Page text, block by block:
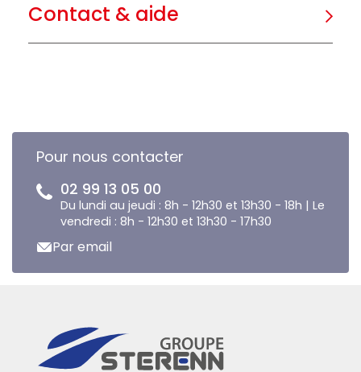
Contact & aide
Pour nous contacter
02 99 13 05 00
Du lundi au jeudi : 8h - 12h30 et 13h30 - 18h | Le
vendredi : 8h - 12h30 et 13h30 - 17h30
Par email